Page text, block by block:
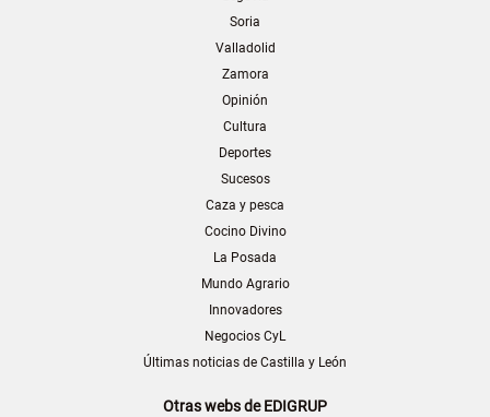
Soria
Valladolid
Zamora
Opinión
Cultura
Deportes
Sucesos
Caza y pesca
Cocino Divino
La Posada
Mundo Agrario
Innovadores
Negocios CyL
Últimas noticias de Castilla y León
Otras webs de EDIGRUP